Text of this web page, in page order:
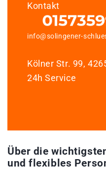
Kontakt
info@solingener-
Kölner Str. 99,
24h Service
Über die
und flexibles